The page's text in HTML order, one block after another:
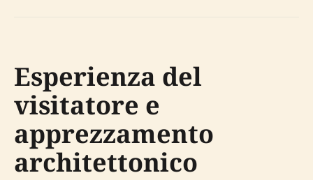
Esperienza del
visitatore e
apprezzamento
architettonico